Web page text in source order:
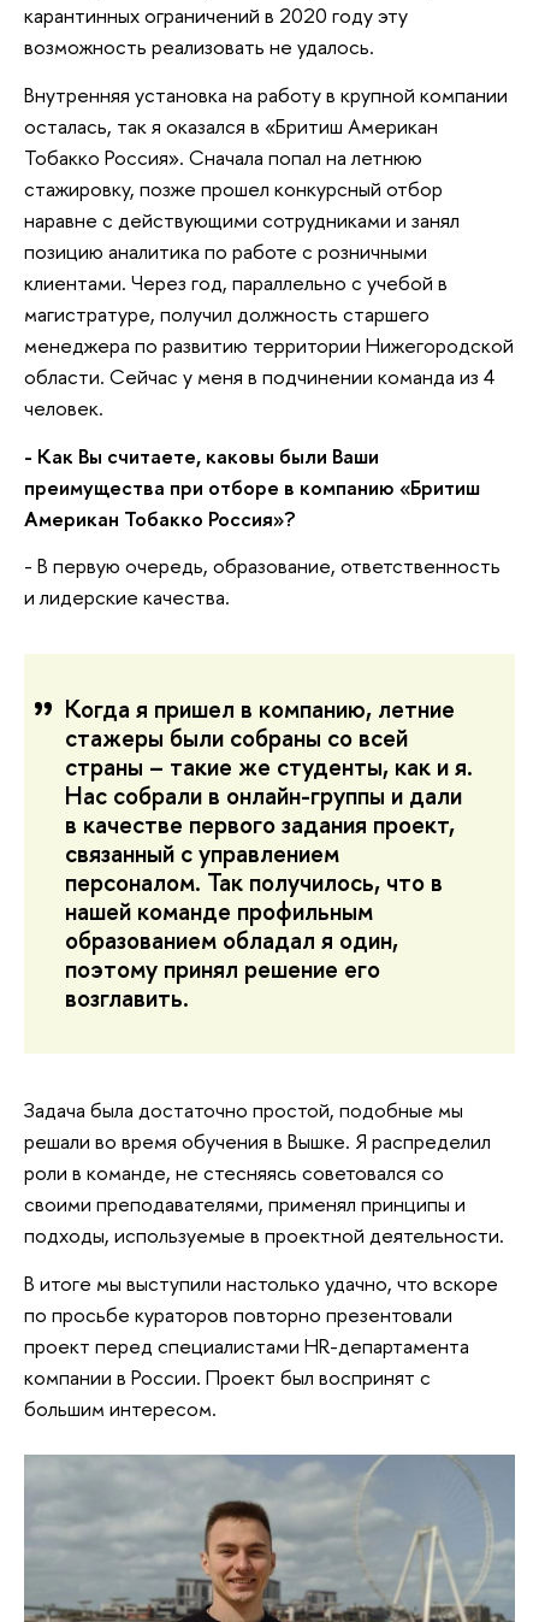
карантинных ограничений в 2020 году эту
возможность реализовать не удалось.
Внутренняя установка на работу в крупной компании
осталась, так я оказался в «Бритиш Американ
Тобакко Россия». Сначала попал на летнюю
стажировку, позже прошел конкурсный отбор
наравне с действующими сотрудниками и занял
позицию аналитика по работе с розничными
клиентами. Через год, параллельно с учебой в
магистратуре, получил должность старшего
менеджера по развитию территории Нижегородской
области. Сейчас у меня в подчинении команда из 4
человек.
- Как Вы считаете, каковы были Ваши
преимущества при отборе в компанию «Бритиш
Американ Тобакко Россия»?
- В первую очередь, образование, ответственность
и лидерские качества.
Когда я пришел в компанию, летние
стажеры были собраны со всей
страны – такие же студенты, как и я.
Нас собрали в онлайн-группы и дали
в качестве первого задания проект,
связанный с управлением
персоналом. Так получилось, что в
нашей команде профильным
образованием обладал я один,
поэтому принял решение его
возглавить.
Задача была достаточно простой, подобные мы
решали во время обучения в Вышке. Я распределил
роли в команде, не стесняясь советовался со
своими преподавателями, применял принципы и
подходы, используемые в проектной деятельности.
В итоге мы выступили настолько удачно, что вскоре
по просьбе кураторов повторно презентовали
проект перед специалистами HR-департамента
компании в России. Проект был воспринят с
большим интересом.